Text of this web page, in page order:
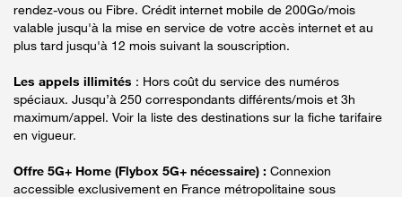
rendez-vous ou Fibre. Crédit internet mobile de 200Go/mois
valable jusqu'à la mise en service de votre accès internet et au
plus tard jusqu'à 12 mois suivant la souscription.
Les appels illimités : Hors coût du service des numéros
spéciaux. Jusqu’à 250 correspondants différents/mois et 3h
maximum/appel. Voir la liste des destinations sur la fiche tarifaire
en vigueur.
Offre 5G+ Home (Flybox 5G+ nécessaire) : Connexion
accessible exclusivement en France métropolitaine sous